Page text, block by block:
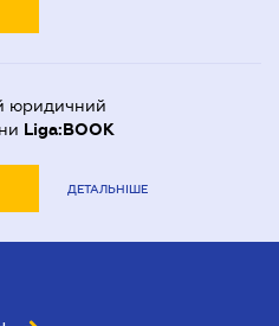
юридичний
Liga:BOOK
ДЕТАЛЬНІШЕ